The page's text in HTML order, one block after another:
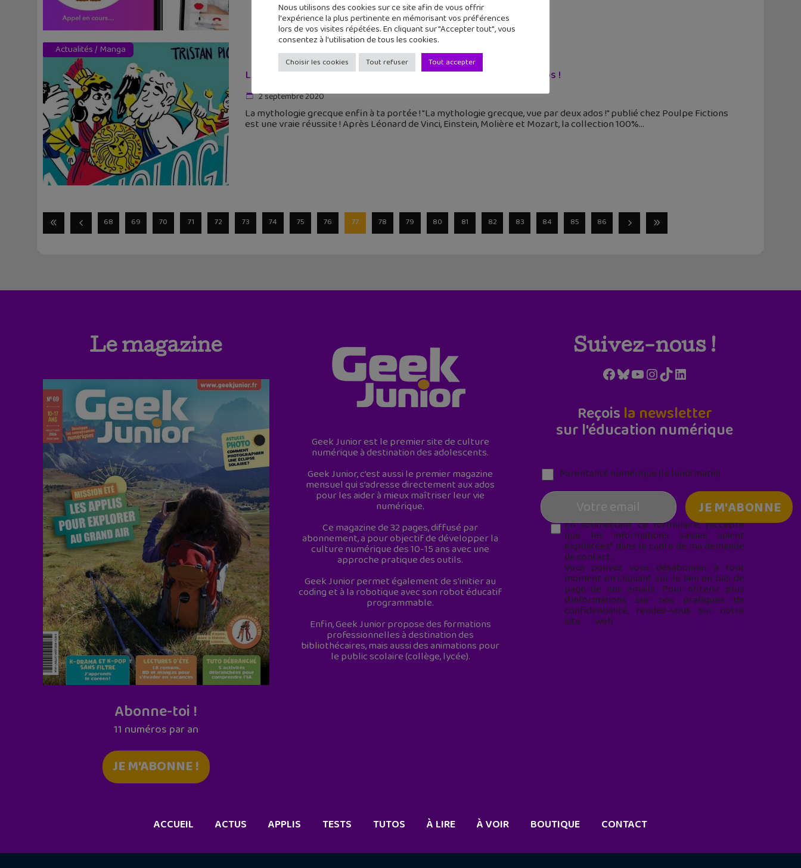
Actualités/ Manga
Lecture de rentrée #1 : La mythologie grecque, vue par deux ados !
2 septembre 2020
La mythologie grecque enfin à ta portée ! "La mythologie grecque, vue par deux ados !" publié chez Poulpe Fictions
est une vraie réussite ! Après Léonard de Vinci, Einstein, Molière et Mozart, la collection 100%
68 69 70 71 72 73 74 75 76 77 78 79 80 81 82 83 84 85 86
Le magazine
Abonne-toi !
11 numéros par an
JE M'ABONNE !
Geek Junior est le premier site de culture
numérique à destination des adolescents.
Geek Junior, c’est aussi le premier magazine
mensuel qui s’adresse directement aux ados
pour les aider à mieux maîtriser leur vie
numérique.
Ce magazine de 32 pages, diffusé par
abonnement, a pour objectif de développer la
culture numérique des 10-15 ans avec une
approche pratique des outils.
Geek Junior permet également de s'initier au
coding et à la robotique avec son robot éducatif
programmable.
Enfin, Geek Junior propose des formations
professionnelles à destination des
bibliothécaires, mais aussi des animations pour
le public scolaire (collège, lycée).
Suivez-nous !
Facebook
Bluesky
YouTube
Instagram
TikTokLinkedIn
Reçois la newsletter
sur l'éducation numérique
Parentalité numérique (le lundi matin)
En soumettant ce formulaire, j’accepte
que les informations saisies soient
exploitées* dans le cadre de ma demande
de contact.
Vous pouvez vous désabonner à tout
moment en cliquant sur le lien en bas de
page de nos emails. Pour obtenir plus
d'informations sur nos pratiques de
confidentialité, rendez-vous sur notre
site web
Nous utilisons des cookies sur ce site afin de vous offrir
l'expérience la plus pertinente en mémorisant vos préférences
lors de vos visites répétées. En cliquant sur "Accepter tout", vous
consentez à l'utilisation de tous les cookies.
Choisir les cookies Tout refuser Tout accepter
ACCUEIL ACTUS APPLIS TESTS TUTOS À LIRE À VOIR BOUTIQUE CONTACT